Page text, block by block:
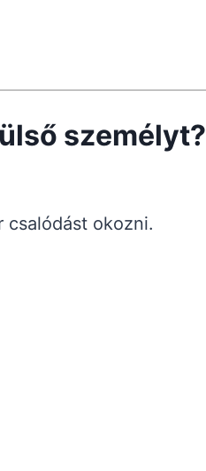
személyt?
csalódást okozni.